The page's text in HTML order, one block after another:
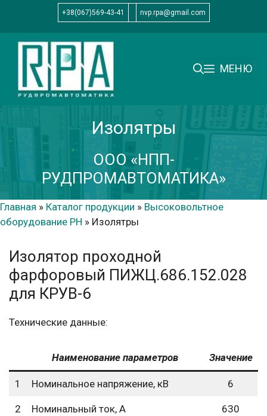
содержимому
+38(067)569-43-41 nvp.rpa@gmail.com
МЕНЮ
Изолятры
ООО «НПП-
РУДПРОМАВТОМАТИКА»
Главная » Каталог продукции » Высоковольтное
оборудование РН » Изолятры
Изолятор проходной
фарфоровый ПИЖЦ.686.152.028
для КРУВ-6
Технические данные:
Наименование параметров Значение
1 Номинальное напряжение, кВ 6
2 Номинальный ток, А 630